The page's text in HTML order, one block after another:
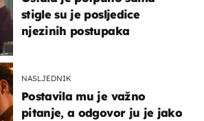
stigle su je posljedice
njezinih postupaka
NASLJEDNIK
Postavila mu je važno
pitanje, a odgovor ju je jako